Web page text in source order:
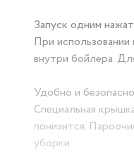
Запуск одним
При
внутри бойлера.
Удобно и безопасно
Специальная
понизится.
уборки.